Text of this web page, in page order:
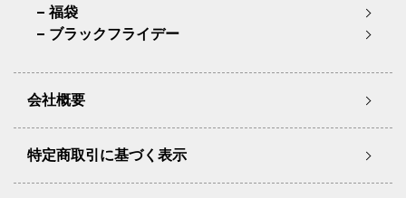
福袋
ブラックフライデー
会社概要
特定商取引に基づく表示